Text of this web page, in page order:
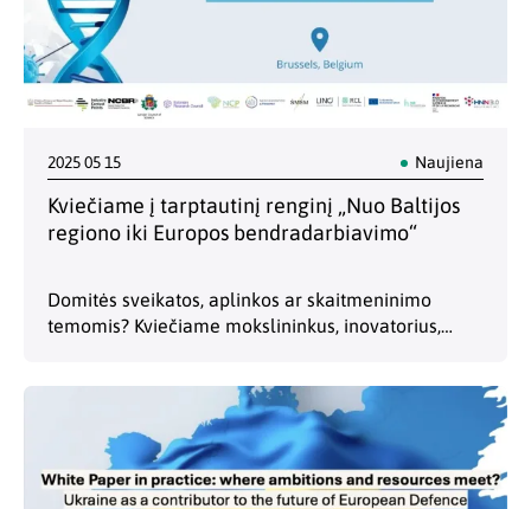
2025 05 15 Naujiena
Kviečiame į tarptautinį renginį „Nuo Baltijos
regiono iki Europos bendradarbiavimo“
Domitės sveikatos, aplinkos ar skaitmeninimo
temomis? Kviečiame mokslininkus, inovatorius,
pagal „Europos Horizonto“ 1 klasterį „Sveikata“ ir
misiją „Vėžys“. …